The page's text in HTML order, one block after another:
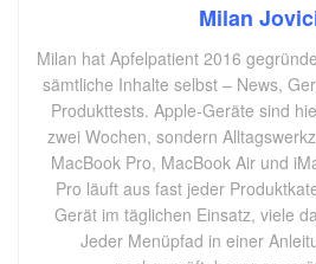
Milan
Milan hat Apfelpatient 2016
sämtliche Inhalte selbst – News,
Produkttests. Apple-Geräte sind
zwei Wochen, sondern
MacBook Pro, MacBook Air und
Pro läuft aus fast jeder
Gerät im täglichen Einsatz, viele
Jeder Menüpfad in einer